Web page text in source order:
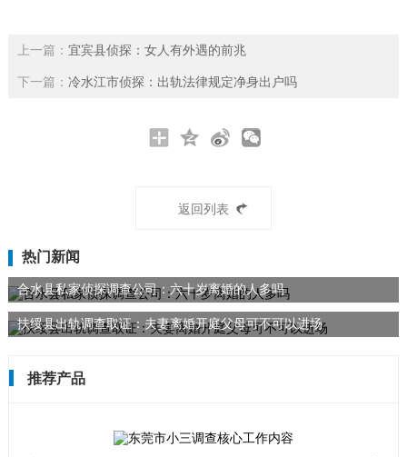
上一篇： 宜宾县侦探：女人有外遇的前兆
下一篇： 冷水江市侦探：出轨法律规定净身出户吗
返回列表
热门新闻
合水县私家侦探调查公司：六十岁离婚的人多吗
扶绥县出轨调查取证：夫妻离婚开庭父母可不可以进场
推荐产品